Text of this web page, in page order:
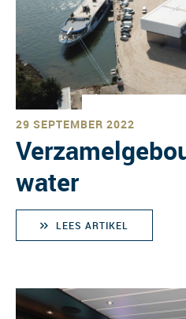
29 SEPTEMBER 2022
water
LEES ARTIKEL